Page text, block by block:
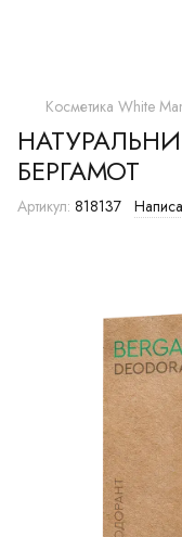
Косметика White
БЕРГАМОТ
Артикул: 818137